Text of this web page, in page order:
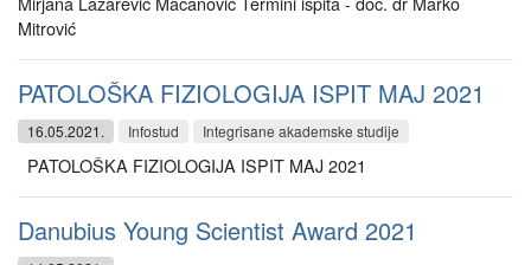
Mitrović
PATOLOŠKA FIZIOLOGIJA ISPIT MAJ 2021
16.05.2021. Infostud Integrisane akademske studije
PATOLOŠKA FIZIOLOGIJA ISPIT MAJ 2021
Danubius Young Scientist Award 2021